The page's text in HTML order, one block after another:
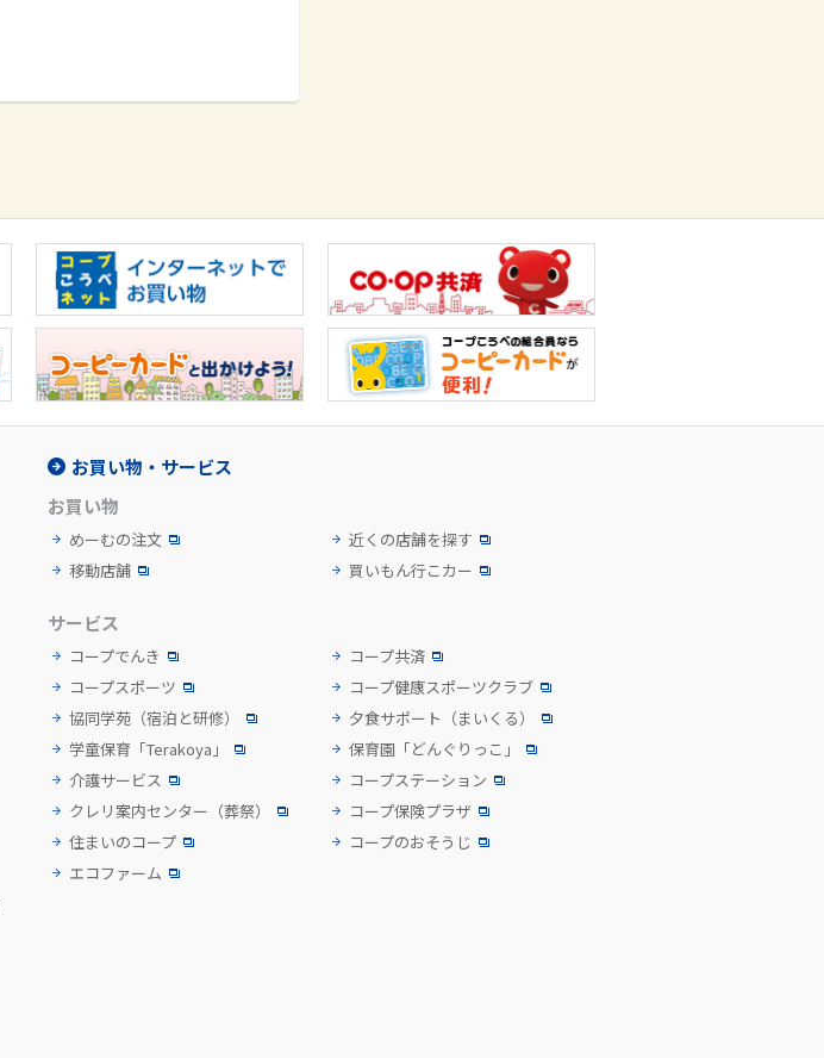
お買い物・サービス
お買い物
めーむの注文
移動店舗
近くの店舗を探す
買いもん行こカー
サービス
コープでんき
コープ共済
コープスポーツ
コープ健康スポーツクラブ
協同学苑 （宿泊と研修） 夕食サポート （まいくる）
学童保育「Terakoya」
保育園「どんぐりっこ」
介護サービス
コープステーション
クレリ案内センター （葬祭）
コープ保険プラザ
住まいのコープ
コープのおそうじ
エコファーム